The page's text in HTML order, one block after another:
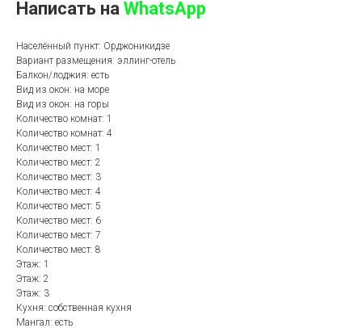
Написать на WhatsApp
Населённый пункт: Орджоникидзе
Вариант размещения: эллинг-отель
Балкон/лоджия: есть
Вид из окон: на море
Вид из окон: на горы
Количество комнат: 1
Количество комнат: 4
Количество мест: 1
Количество мест: 2
Количество мест: 3
Количество мест: 4
Количество мест: 5
Количество мест: 6
Количество мест: 7
Количество мест: 8
Этаж: 1
Этаж: 2
Этаж: 3
Кухня: собственная кухня
Мангал: есть